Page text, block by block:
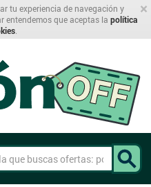
×
tu experiencia de navegación y
entendemos que aceptas la política